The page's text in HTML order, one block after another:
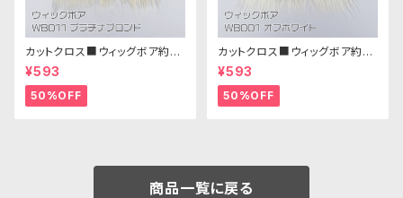
カットクロス■ウィッグボア約8c
m(プラチナブロンド)WB011 ボ
ア生地 25cm × 45cm
¥593
50%OFF
カットクロス■ウィッグボア約8c
m(オフホワイト)WB001 ボア生
地 25cm × 45cm
¥593
50%OFF
商品一覧に戻る